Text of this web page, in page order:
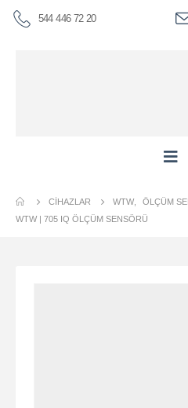
544 446 72 20
CIHAZLAR WTW
ÖLÇÜM
WTW | 705 IQ ÖLÇÜM SENSÖRÜ